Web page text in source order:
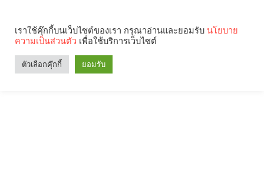
เราใช้คุ๊กกี้บนเว็บไซต์ของเรา กรุณาอ่านและยอมรับ นโยบาย
ความเป็นส่วนตัว เพื่อใช้บริการเว็บไซต์
ตัวเลือกคุ๊กกี้ ยอมรับ